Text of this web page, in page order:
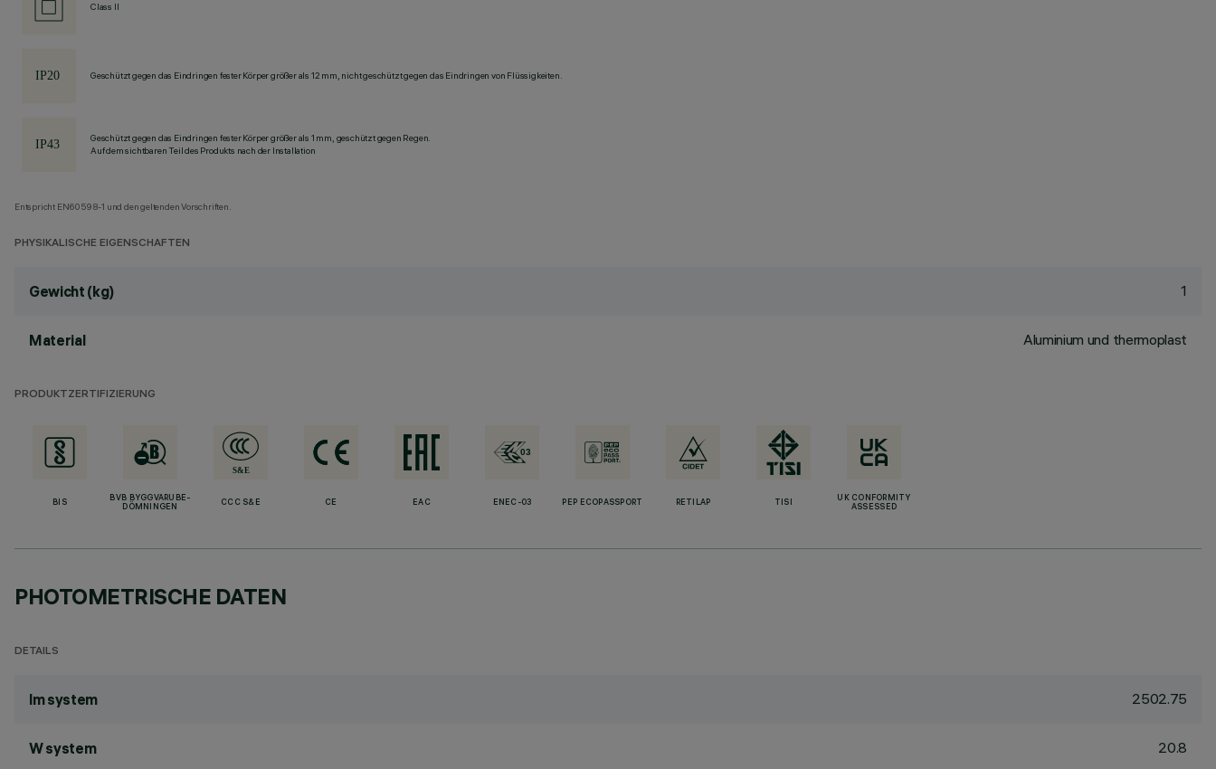
Class II
Geschützt gegen das Eindringen fester Körper größer als 12 mm, nicht geschützt gegen das Eindringen von Flüssigkeiten.
Geschützt gegen das Eindringen fester Körper größer als 1 mm, geschützt gegen Regen.
Auf dem sichtbaren Teil des Produkts nach der Installation
Entspricht EN60598-1 und den geltenden Vorschriften.
PHYSIKALISCHE EIGENSCHAFTEN
Gewicht (kg) 1
Material Aluminium und thermoplast
PRODUKTZERTIFIZIERUNG
BIS
BVB BYGGVARUBE-
DÖMNINGEN
CCC S&E CE EAC ENEC-03 PEP ECOPASSPORT RETILAP TISI
UK CONFORMITY
ASSESSED
PHOTOMETRISCHE DATEN
DETAILS
lm system 2502.75
W system 20.8